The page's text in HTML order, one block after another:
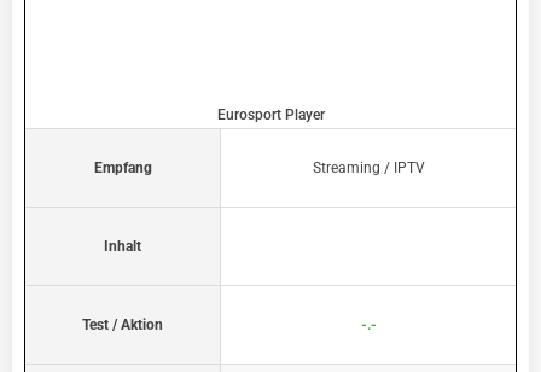
Eurosport Player
Empfang
Inhalt
Test / Aktion
Streaming / IPTV
-.-